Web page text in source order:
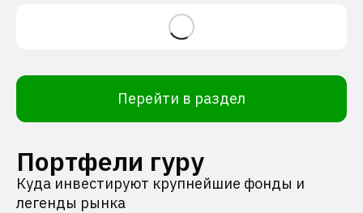
Перейти в раздел
Портфели гуру
Куда инвестируют крупнейшие фонды и
легенды рынка